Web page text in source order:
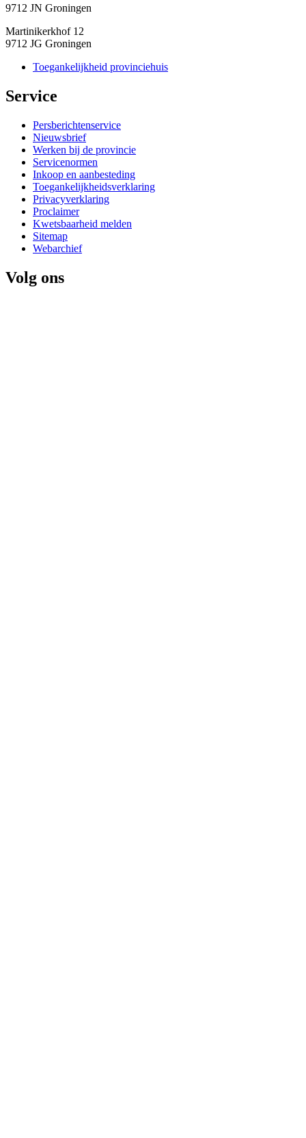
9712 JN Groningen
Martinikerkhof 12
9712 JG Groningen
Toegankelijkheid provinciehuis
Service
Persberichtenservice
Nieuwsbrief
Werken bij de provincie
Servicenormen
Inkoop en aanbesteding
Toegankelijkheidsverklaring
Privacyverklaring
Proclaimer
Kwetsbaarheid melden
Sitemap
Webarchief
Volg ons